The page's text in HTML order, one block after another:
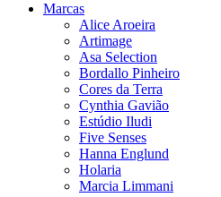
Marcas
Alice Aroeira
Artimage
Asa Selection
Bordallo Pinheiro
Cores da Terra
Cynthia Gavião
Estúdio Iludi
Five Senses
Hanna Englund
Holaria
Marcia Limmani